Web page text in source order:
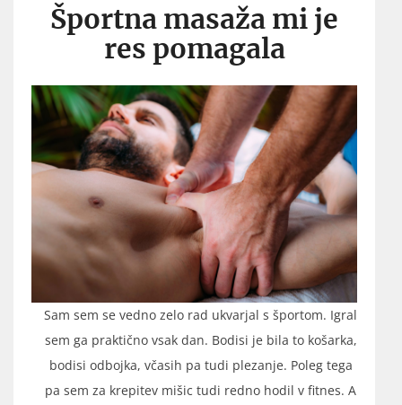
Športna masaža mi je
res pomagala
Sam sem se vedno zelo rad ukvarjal s športom. Igral
sem ga praktično vsak dan. Bodisi je bila to košarka,
bodisi odbojka, včasih pa tudi plezanje. Poleg tega
pa sem za krepitev mišic tudi redno hodil v fitnes. A